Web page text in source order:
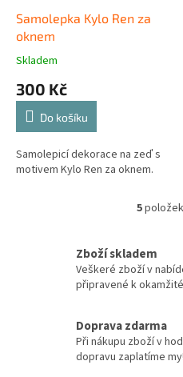
Samolepka Kylo Ren za
oknem
Skladem
300 Kč
Do košíku
Samolepicí dekorace na zeď s
motivem Kylo Ren za oknem.
a
r
v
5
Zboží skladem
Veškeré zboží v
připravené k
Doprava zdarma
Při nákupu zboží v
dopravu zaplatíme my!